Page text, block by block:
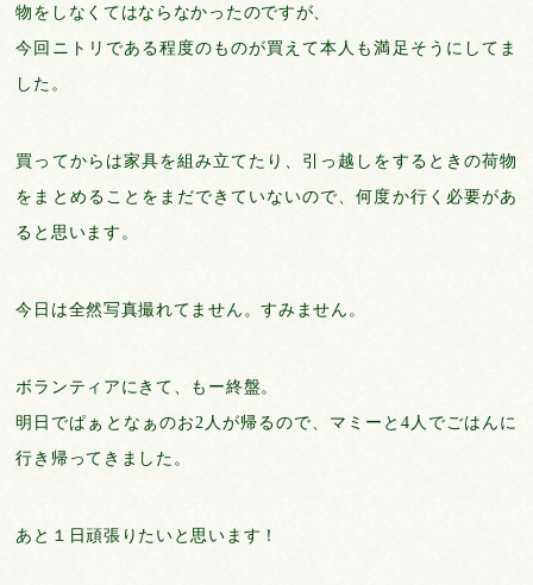
物をしなくてはならなかったのですが、
今回ニトリである程度のものが買えて本人も満足そうにしてま
した。
買ってからは家具を組み立てたり、引っ越しをするときの荷物
をまとめることをまだできていないので、何度か行く必要があ
ると思います。
今日は全然写真撮れてません。すみません。
ボランティアにきて、もー終盤。
明日でぱぁとなぁのお2人が帰るので、マミーと4人でごはんに
行き帰ってきました。
あと１日頑張りたいと思います！